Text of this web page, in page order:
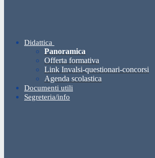
Didattica
Panoramica
Offerta formativa
Link Invalsi-questionari-concorsi
Agenda scolastica
Documenti utili
Segreteria/info